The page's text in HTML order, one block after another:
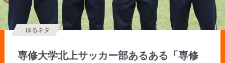
専修大学北上サッカー部あるある「専修
ゆるネタ